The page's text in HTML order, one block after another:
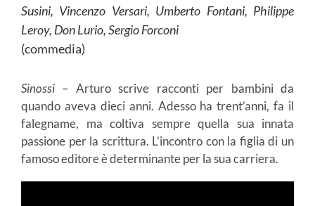
Susini, Vincenzo Versari, Umberto Fontani, Philippe
Leroy, Don Lurio, Sergio Forconi
(commedia)
Sinossi – Arturo scrive racconti per bambini da
quando aveva dieci anni. Adesso ha trent’anni, fa il
falegname, ma coltiva sempre quella sua innata
passione per la scrittura. L’incontro con la figlia di un
famoso editore è determinante per la sua carriera.